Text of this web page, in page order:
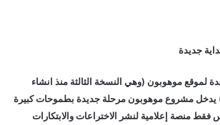
جديدة
لموقع موهوبون (وهي النسخة الثالثة منذ انشاء
في العام 2007) يدخل مشروع موهوبون مرحلة جديدة بطموحات كبيرة
منصة إعلامية لنشر الاختراعات والابتكارات